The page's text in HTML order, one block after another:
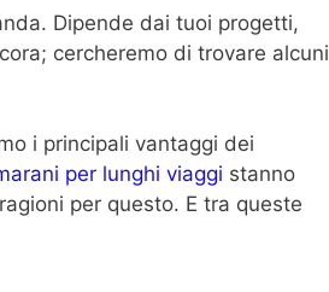
Dipende dai tuoi progetti,
cercheremo di trovare alcuni
i principali vantaggi dei
per lunghi viaggi stanno
per questo. E tra queste